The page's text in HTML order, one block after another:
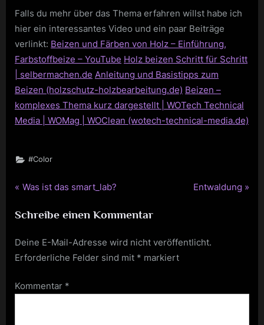
Falls du mehr über das Thema erfahren willst habe ich
hier ein interessantes Video und ein paar Beiträge
verlinkt: Beizen und Färben von Holz – Einführung,
Farbstoffbeize – YouTube Holz beizen Schritt für Schritt
| selbermachen.de Anleitung und Basistipps zum
Beizen (holzschutz-holzbearbeitung.de) Beizen –
komplexes Thema kurz dargestellt | WOTech Technical
Media | WOMag | WOClean (wotech-technical-media.de)
#Color
Beitragsnavigation
P
e
i
o
s
Was ist das smart_lab?
N
P
t
Entwaldung
Schreibe einen Kommentar
Deine E-Mail-Adresse wird nicht veröffentlicht.
Erforderliche Felder sind mit * markiert
Kommentar *